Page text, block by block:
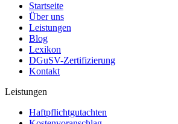
Startseite
Über uns
Leistungen
Blog
Lexikon
DGuSV-Zertifizierung
Kontakt
Leistungen
Haftpflichtgutachten